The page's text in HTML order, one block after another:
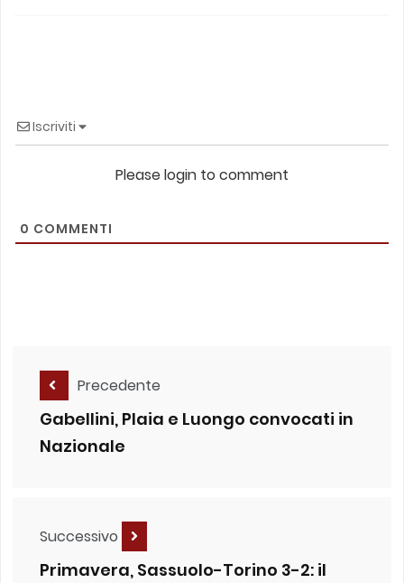
Iscriviti
Please login to comment
0 COMMENTI
Precedente
Gabellini, Plaia e Luongo convocati in
Nazionale
Successivo
Primavera, Sassuolo-Torino 3-2: il